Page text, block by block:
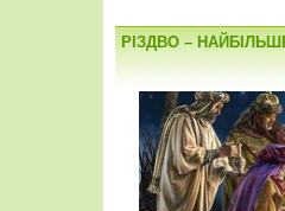
РІЗДВО –